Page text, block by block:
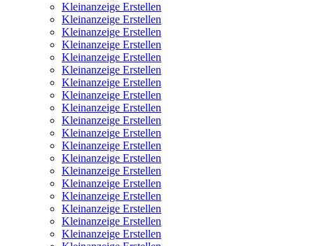
Kleinanzeige Erstellen
Kleinanzeige Erstellen
Kleinanzeige Erstellen
Kleinanzeige Erstellen
Kleinanzeige Erstellen
Kleinanzeige Erstellen
Kleinanzeige Erstellen
Kleinanzeige Erstellen
Kleinanzeige Erstellen
Kleinanzeige Erstellen
Kleinanzeige Erstellen
Kleinanzeige Erstellen
Kleinanzeige Erstellen
Kleinanzeige Erstellen
Kleinanzeige Erstellen
Kleinanzeige Erstellen
Kleinanzeige Erstellen
Kleinanzeige Erstellen
Kleinanzeige Erstellen